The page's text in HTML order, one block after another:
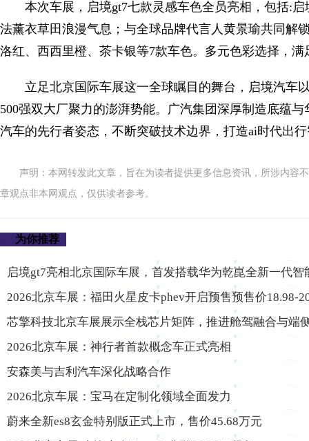
本次车展，启境gt7七款灵感车色全员亮相，包括:
法薰衣草田浪漫气息；与全球品牌代言人黄景瑜共同解
洛红、西西里橙、茶卡银等7款车色。多元色彩选择，
立足北京国际车展这一全球瞩目的舞台，启境汽车
500强双大厂聚力的澎湃势能。广汽集团深厚制造底蕴
汽车的先行者姿态，不断突破技术边界，打造ai时代出
声明：本网转发此文章，旨在为读者提供更多信息资讯，所涉内容
章观点非本网观点，仅供读者参考。
为你推荐
启境gt7亮相北京国际车展，首发搭载华为乾崑全新一代智
2026北京车展：福田火星皮卡phev开启预售预售价18.98-
芯擎科技北京车展展示全栈芯片矩阵，推进舱驾融合与端
2026北京车展：神行者首款概念车正式亮相
安森美与吉利汽车深化战略合作
2026北京车展：宝马在定制化领域全面发力
蔚来全新es8玄金特别版正式上市，售价45.68万元